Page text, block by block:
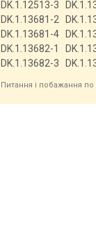
DK.1.12513-3
DK.1.13681-2
DK.1.13681-4
DK.1.13682-1
DK.1.13682-3
Питання і побажання